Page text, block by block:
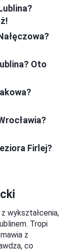
Oto
Firlej?
wykształcenia,
Tropi
z
co